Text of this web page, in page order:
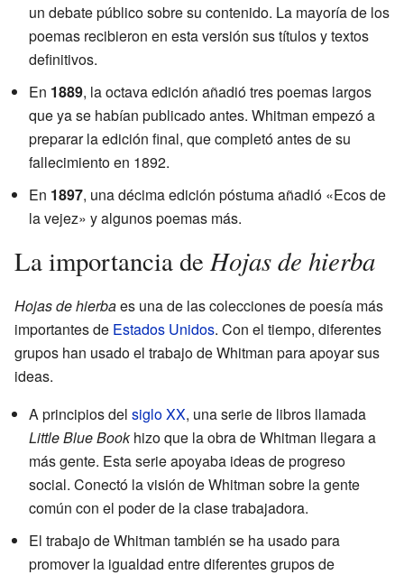
un debate público sobre su contenido. La mayoría de los
poemas recibieron en esta versión sus títulos y textos
definitivos.
En 1889, la octava edición añadió tres poemas largos
que ya se habían publicado antes. Whitman empezó a
preparar la edición final, que completó antes de su
fallecimiento en 1892.
En 1897, una décima edición póstuma añadió «Ecos de
la vejez» y algunos poemas más.
La importancia deHojas de hierba
Hojas de hierbaes una de las colecciones de poesía más
importantes de Estados Unidos. Con el tiempo, diferentes
grupos han usado el trabajo de Whitman para apoyar sus
ideas.
A principios del siglo XX, una serie de libros llamada
Little Blue Bookhizo que la obra de Whitman llegara a
más gente. Esta serie apoyaba ideas de progreso
social. Conectó la visión de Whitman sobre la gente
común con el poder de la clase trabajadora.
El trabajo de Whitman también se ha usado para
promover la igualdad entre diferentes grupos de